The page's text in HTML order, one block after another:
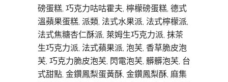
磅蛋糕, 巧克力咕咕霍夫, 檸檬磅蛋糕, 德式
溫蘋果蛋糕, 派類, 法式水果派, 法式檸檬派,
法式焦糖杏仁酥派, 萊姆生巧克力派, 抹茶
生巧克力派, 法式蘋果派, 泡芙, 香草脆皮泡
芙, 巧克力脆皮泡芙, 閃電泡芙, 髒髒泡芙, 台
式甜點, 金鑽鳳梨蛋黃酥, 金鑽鳳梨酥, 麻集